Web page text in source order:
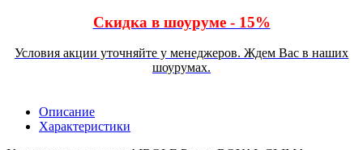
Скидка в шоуруме - 15%
Условия акции уточняйте у менеджеров. Ждем Вас в наших
шоурумах.
Описание
Характеристики